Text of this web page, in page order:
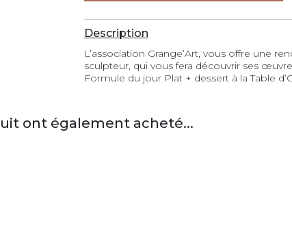
Description
L’association Grange’Art, vous offre une
sculpteur, qui vous fera découvrir ses
Formule du jour Plat + dessert à la Table
ont également acheté...